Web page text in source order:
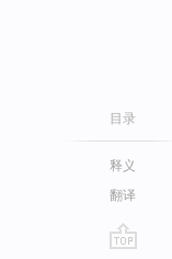
目录
释义
翻译